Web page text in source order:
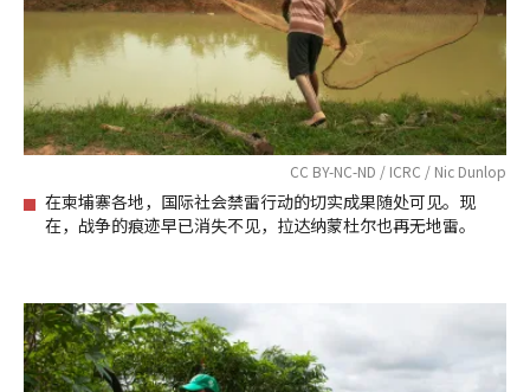
CC BY-NC-ND / ICRC / Nic Dunlop
在柬埔寨各地，国际社会禁雷行动的切实成果随处可见。现
在，战争的痕迹早已消失不见，拉达纳蒙杜尔也再无地雷。